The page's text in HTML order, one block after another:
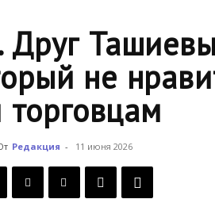
не
торговцам
Редакция - 11 июня 2026